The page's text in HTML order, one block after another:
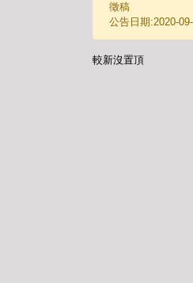
徵稿
公告日期:2020-
較新沒置頂